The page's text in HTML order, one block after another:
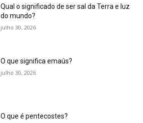
Qual o significado de ser sal da Terra e luz
do mundo?
julho 30, 2026
O que significa emaús?
julho 30, 2026
O que é pentecostes?